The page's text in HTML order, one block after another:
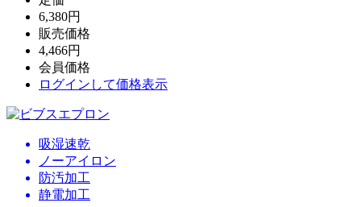
6,380円
販売価格
4,466円
会員価格
ログイン して価格表示
吸湿速乾
ノーアイロン
防汚加工
静電加工